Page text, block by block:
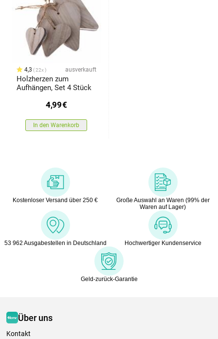
4,3 22x ausverkauft
Holzherzen zum
Aufhängen, Set 4 Stück
4,99€
In den Warenkorb
Kostenloser Versand über 250 €
Große Auswahl an Waren (99% der
Waren auf Lager)
53 962 Ausgabestellen in Deutschland Hochwertiger Kundenservice
Geld-zurück-Garantie
Über uns
Kontakt